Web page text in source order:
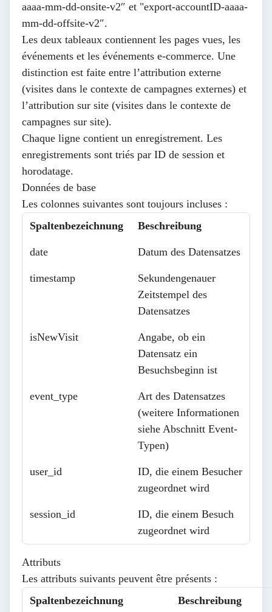
aaaa-mm-dd-onsite-v2″ et "export-accountID-aaaa-
mm-dd-offsite-v2″.
Les deux tableaux contiennent les pages vues, les
événements et les événements e-commerce. Une
distinction est faite entre l’attribution externe
(visites dans le contexte de campagnes externes) et
l’attribution sur site (visites dans le contexte de
campagnes sur site).
Chaque ligne contient un enregistrement. Les
enregistrements sont triés par ID de session et
horodatage.
Données de base
Les colonnes suivantes sont toujours incluses :
Spaltenbezeichnung
Beschreibung
date Datum des Datensatzes
timestamp
Sekundengenauer
Zeitstempel des
Datensatzes
isNewVisit
Angabe, ob ein
Datensatz ein
Besuchsbeginn ist
event_type
Art des Datensatzes
(weitere Informationen
siehe Abschnitt Event-
Typen)
user_id
ID, die einem Besucher
zugeordnet wird
session_id
ID, die einem Besuch
zugeordnet wird
Attributs
Les attributs suivants peuvent être présents :
Spaltenbezeichnung
Beschreibung